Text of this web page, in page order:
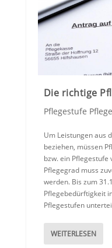
Die richtige
Pflegestufe
Um Leistungen aus
beziehen, müssen
bzw. ein Pflegestufe
Pflegegrad muss
werden. Bis zum
Pflegebedürftigkeit
Pflegestufen
WEITERLESEN